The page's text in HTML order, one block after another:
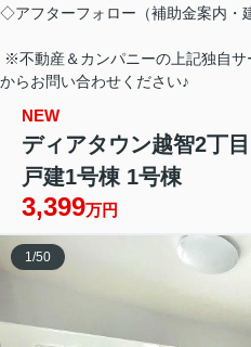
◇アフターフォロー（補助金案内・
※不動産＆カンパニーの上記独自
からお問い合わせください♪
NEW
ディアタウン越智2丁
戸建1号棟 1号棟
3,399万円
1 /50